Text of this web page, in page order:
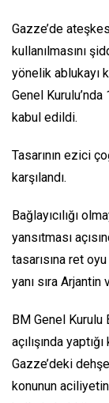
Gazze’de
kullanılmasını
yönelik ablukayı
Genel
kabul edildi.
Tasarının ezici
karşılandı.
Bağlayıcılığı
yansıtması
tasarısına ret
yanı sıra
BM Genel Kurulu
açılışında
Gazze’deki
konunun